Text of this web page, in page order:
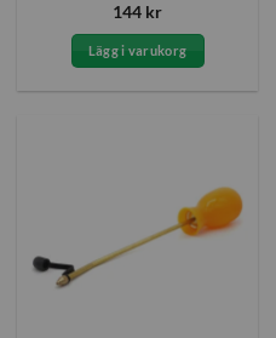
Betygsatt
av 5
144 kr
Lägg i varukorg